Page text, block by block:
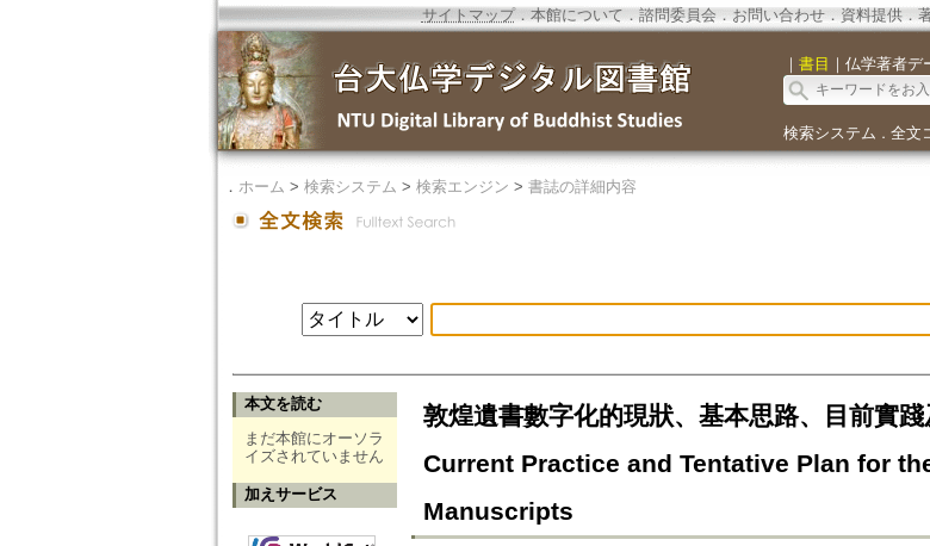
サイトマップ．本館について ． 諮問委員会． お問い合わせ． 資料提供．
｜ 書目 ｜ 仏学著者デ
検索システム ． 全文
． ホーム > 検索システム > 検索エンジン > 書誌の詳細内容
本文を読む
まだ本館にオーソラ
イズされていません
加えサービス
敦煌遺書數字化的現狀、基本思路、目前實
Current Practice and Tentative Plan for
Manuscripts